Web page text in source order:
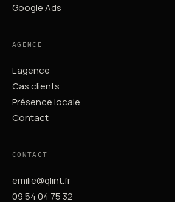
Google Ads
AGENCE
L’agence
Cas clients
Présence locale
Contact
CONTACT
emilie@qlint.fr
09 54 04 75 32